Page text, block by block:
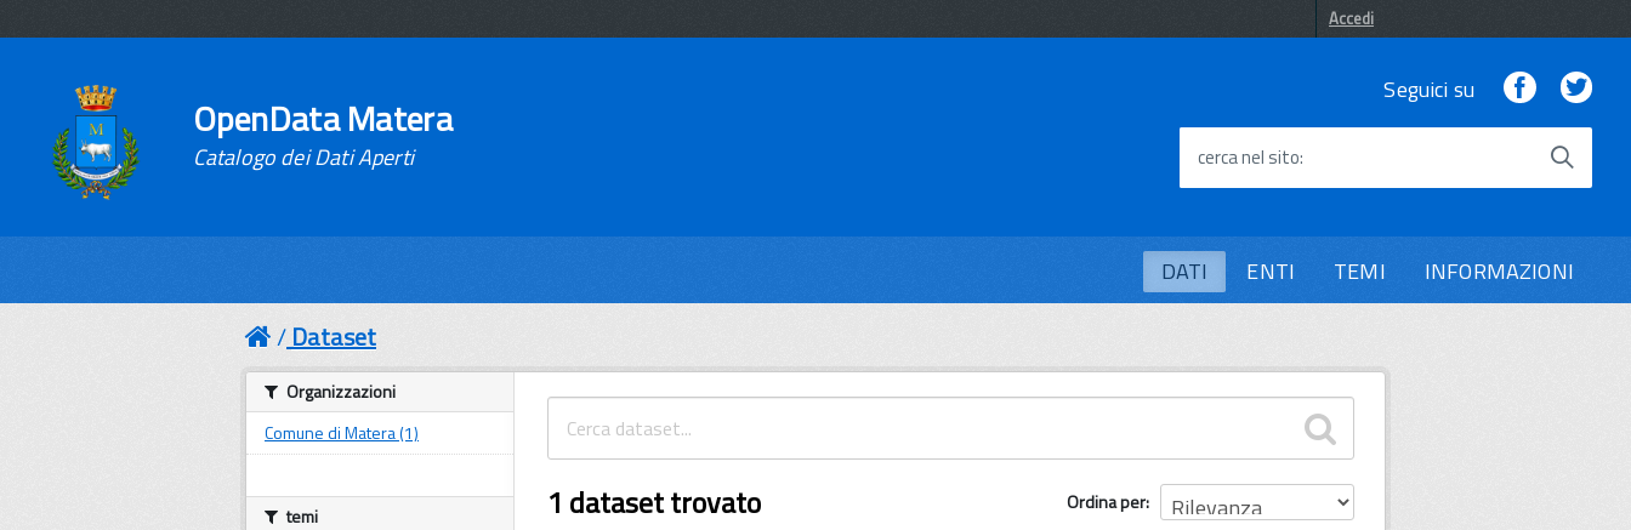
Accedi
OpenData Matera
Catalogo dei Dati Aperti
Seguici su Facebook
cerca nel sito
DATI ENTI TEMI INFORMAZIONI
Dataset
Ordina per
1 dataset trovato
Organizzazioni
Comune di Matera (1)
temi